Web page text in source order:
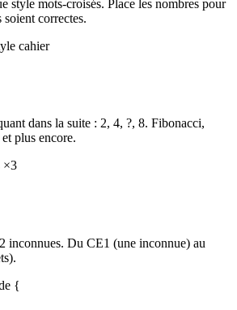
style mots-croisés. Place les nombres pour
soient correctes.
cahier
dans la suite : 2, 4, ?, 8. Fibonacci,
plus encore.
×3
inconnues. Du CE1 (une inconnue) au
{